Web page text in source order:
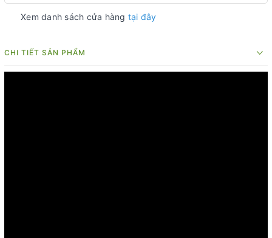
Xem danh sách cửa hàng tại đây
CHI TIẾT SẢN PHẨM